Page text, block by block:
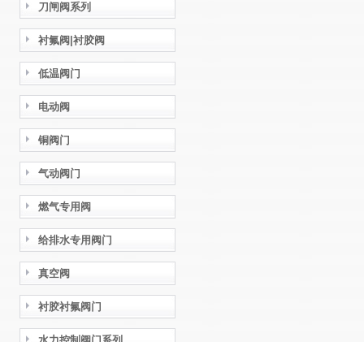
刀闸阀系列
衬氟阀|衬胶阀
低温阀门
电动阀
铜阀门
气动阀门
燃气专用阀
给排水专用阀门
真空阀
衬胶衬氟阀门